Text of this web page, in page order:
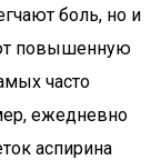
боль, но и
повышенную
часто
ежедневно
аспирина